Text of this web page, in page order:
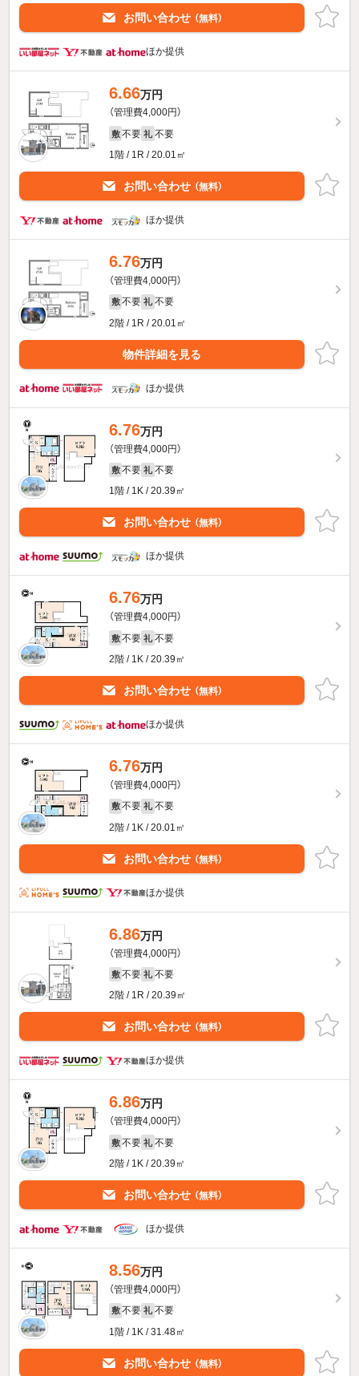
お問い合わせ （無料）
ほか提供
6.66万円
（管理費4,000円）
敷 不要 礼 不要
1階 / 1R / 20.01㎡
お問い合わせ （無料）
ほか提供
6.76万円
（管理費4,000円）
敷 不要 礼 不要
2階 / 1R / 20.01㎡
物件詳細を見る
ほか提供
6.76万円
（管理費4,000円）
敷 不要 礼 不要
1階 / 1K / 20.39㎡
お問い合わせ （無料）
ほか提供
6.76万円
（管理費4,000円）
敷 不要 礼 不要
2階 / 1K / 20.39㎡
お問い合わせ （無料）
ほか提供
6.76万円
（管理費4,000円）
敷 不要 礼 不要
2階 / 1K / 20.01㎡
お問い合わせ （無料）
ほか提供
6.86万円
（管理費4,000円）
敷 不要 礼 不要
2階 / 1R / 20.39㎡
お問い合わせ （無料）
ほか提供
6.86万円
（管理費4,000円）
敷 不要 礼 不要
2階 / 1K / 20.39㎡
お問い合わせ （無料）
ほか提供
8.56万円
（管理費4,000円）
敷 不要 礼 不要
1階 / 1K / 31.48㎡
お問い合わせ （無料）